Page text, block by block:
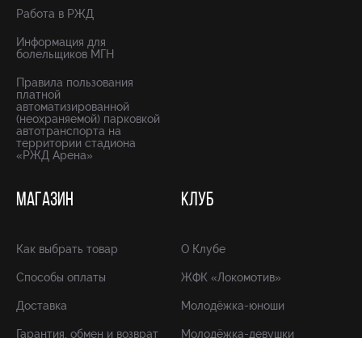
Работа в РЖД
Информация для
болельщиков МГН
Правила пользования
платной
автоматизированной
(неохраняемой) парковкой
автотранспорта на
территории стадиона
«РЖД Арена»
МАГАЗИН
Как выбрать товар
Способы оплаты
Доставка
Гарантия, обмен и возврат
КЛУБ
О Клубе
ЖФК «Локомотив»
Молодёжка-юноши
Молодёжка-девушки